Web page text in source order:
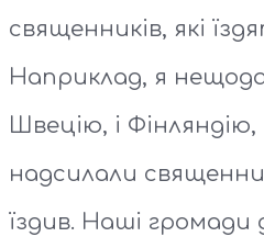
священників, які
Наприклад, я
Швецію, і
надсилали
їздив. Наші громади